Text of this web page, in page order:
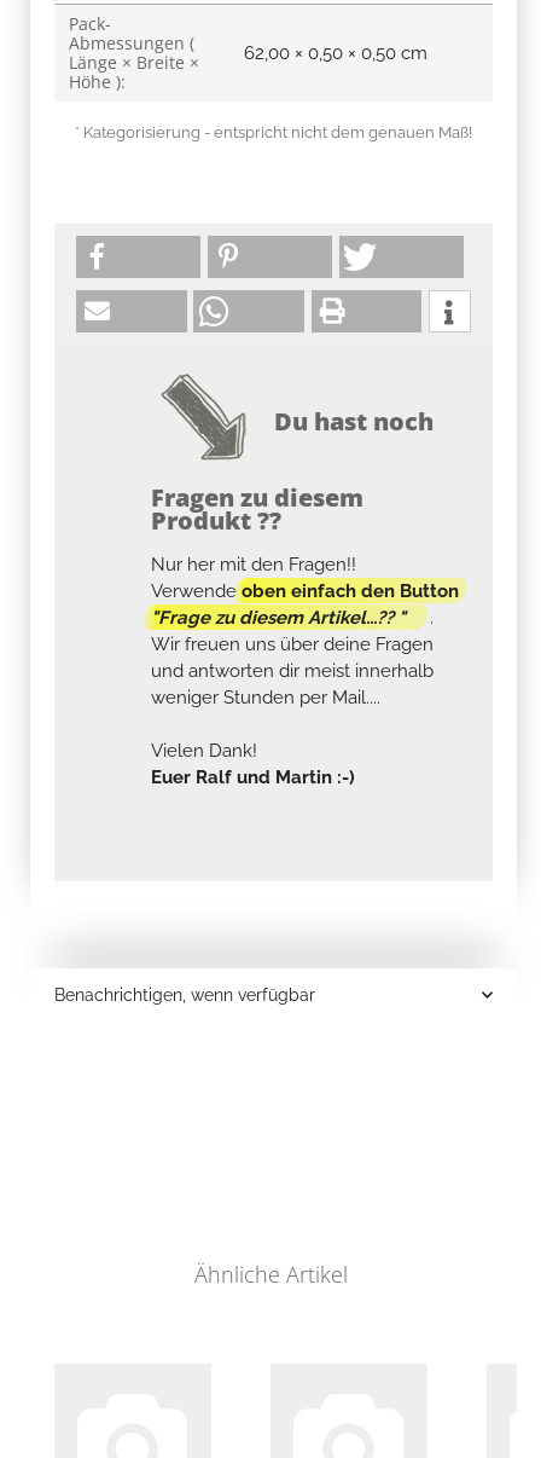
Pack-
Abmessungen (
Länge × Breite ×
Höhe ):
62,00 × 0,50 × 0,50 cm
* Kategorisierung - entspricht nicht dem genauen Maß!
Du hast noch
Fragen zu diesem
Produkt ??
Nur her mit den Fragen!!
Verwendeoben einfach den Button
"Frage zu diesem Artikel...?? "
.
Wir freuen uns über deine Fragen
und antworten dir meist innerhalb
weniger Stunden per Mail....
Vielen Dank!
Euer Ralf und Martin :-)
Benachrichtigen, wenn verfügbar
Ähnliche Artikel